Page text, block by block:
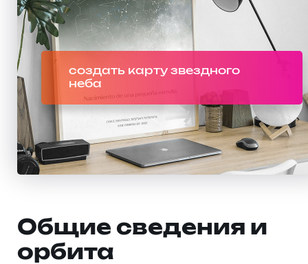
создать карту звездного
неба
Общие сведения и
орбита